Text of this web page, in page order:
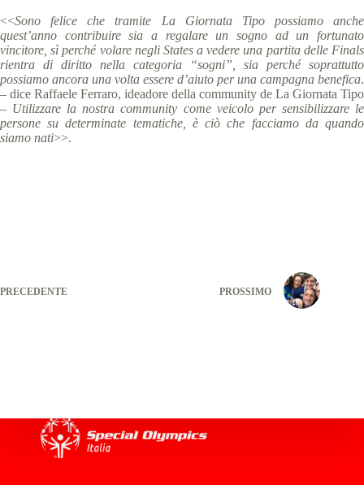
<<Sono felice che tramite La Giornata Tipo possiamo anche
quest’anno contribuire sia a regalare un sogno ad un fortunato
vincitore, sì perché volare negli States a vedere una partita delle Finals
rientra di diritto nella categoria “sogni”, sia perché soprattutto
possiamo ancora una volta essere d’aiuto per una campagna benefica.
– dice Raffaele Ferraro, ideadore della community de La Giornata Tipo
– Utilizzare la nostra community come veicolo per sensibilizzare le
persone su determinate tematiche, è ciò che facciamo da quando
siamo nati>>.
PRECEDENTE PROSSIMO